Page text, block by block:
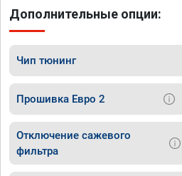
Дополнительные опции:
Чип тюнинг
Прошивка Евро 2
Отключение сажевого
фильтра